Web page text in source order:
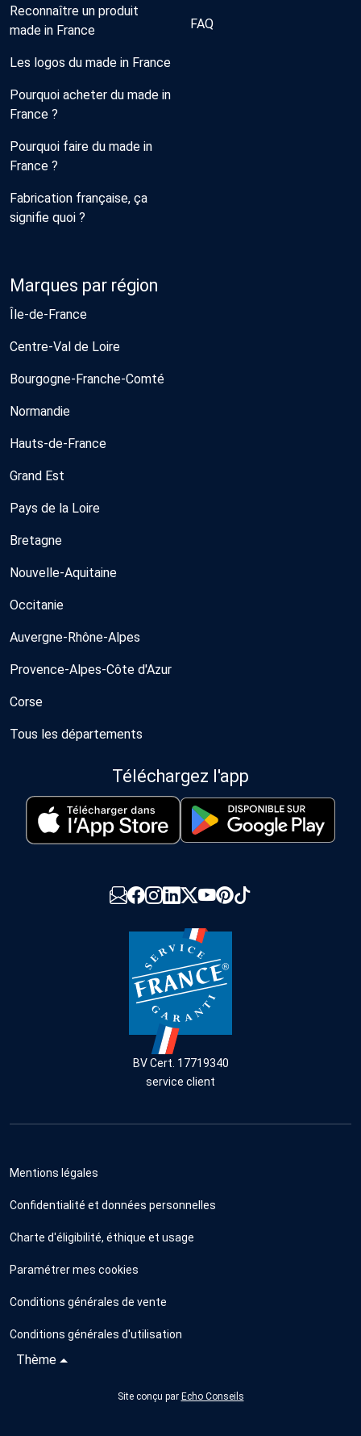
Reconnaître un produit
made in France
Les logos du made in France
Pourquoi acheter du made in
France ?
Pourquoi faire du made in
France ?
Fabrication française, ça
signifie quoi ?
FAQ
Marques par région
Île-de-France
Centre-Val de Loire
Bourgogne-Franche-Comté
Normandie
Hauts-de-France
Grand Est
Pays de la Loire
Bretagne
Nouvelle-Aquitaine
Occitanie
Auvergne-Rhône-Alpes
Provence-Alpes-Côte d'Azur
Corse
Tous les départements
Téléchargez l'app
BV Cert. 17719340
service client
Mentions légales
Confidentialité et données personnelles
Charte d'éligibilité, éthique et usage
Paramétrer mes cookies
Conditions générales de vente
Conditions générales d'utilisation
Thème
Site conçu par Echo Conseils